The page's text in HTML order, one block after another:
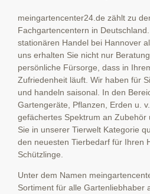
meingartencenter24.de zählt zu
Fachgartencentern in
stationären Handel bei Hannover
uns erhalten Sie nicht nur
persönliche Fürsorge, dass in
Zufriedenheit läuft. Wir haben für
und handeln saisonal. In den
Gartengeräte, Pflanzen, Erden u.
gefächertes Spektrum an Zubehör
Sie in unserer Tierwelt Kategorie
den neuesten Tierbedarf für Ihren
Schützlinge.
Unter dem Namen
Sortiment für alle Gartenliebhaber